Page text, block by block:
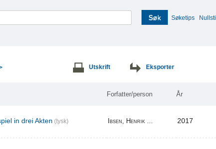
Søk Søketips Nullstill
Utskrift Eksporter
Forfatter/person År
in drei Akten (tysk) Ibsen, Henrik ... 2017